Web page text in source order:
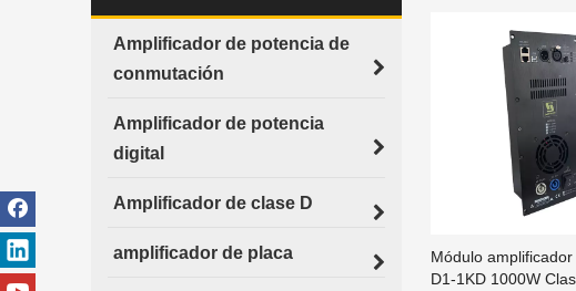
Amplificador de potencia de
conmutación
Amplificador de potencia
digital
Amplificador de clase D
amplificador de placa
Módulo
D1-1KD 1000W